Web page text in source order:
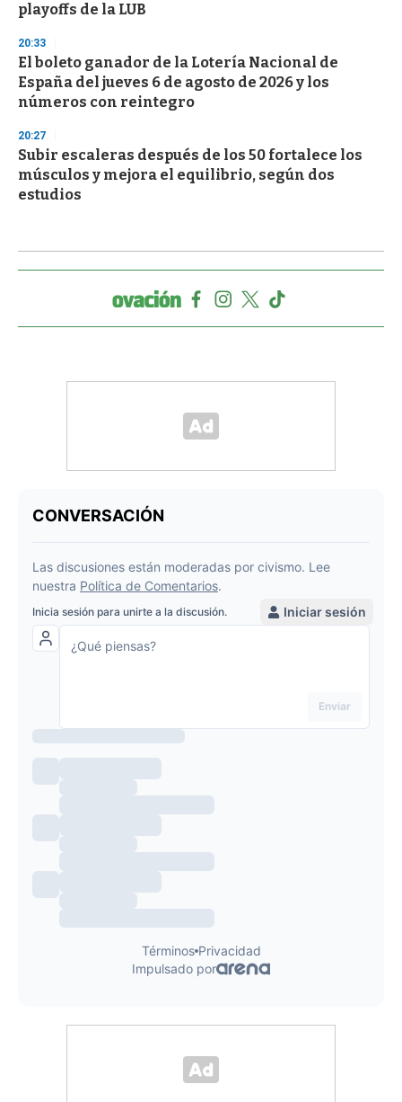
playoffs de la LUB
20:33
El boleto ganador de la Lotería Nacional de
España del jueves 6 de agosto de 2026 y los
números con reintegro
20:27
Subir escaleras después de los 50 fortalece los
músculos y mejora el equilibrio, según dos
estudios